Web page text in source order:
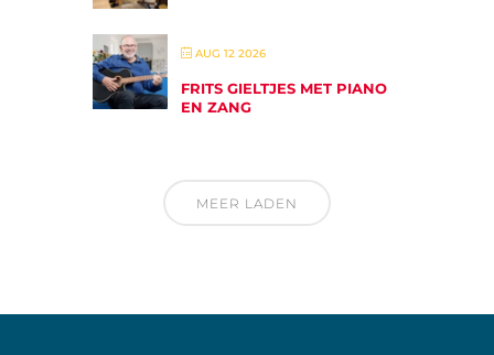
AUG 12 2026
FRITS GIELTJES MET PIANO
EN ZANG
MEER LADEN